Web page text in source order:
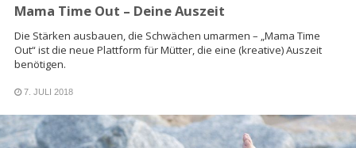
Mama Time Out – Deine Auszeit
Die Stärken ausbauen, die Schwächen umarmen – „Mama Time
Out“ ist die neue Plattform für Mütter, die eine (kreative) Auszeit
benötigen.
7. JULI 2018